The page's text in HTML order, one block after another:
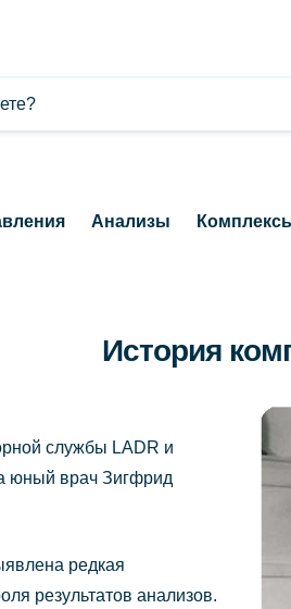
Анализы
История
службы LADR и
юный врач Зигфрид
редкая
результатов анализов.